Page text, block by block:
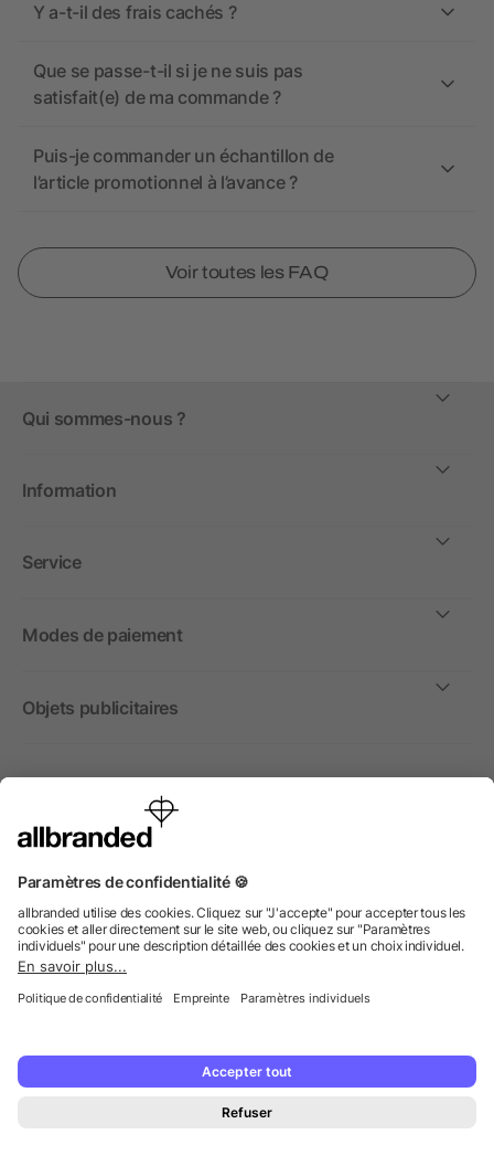
Y a-t-il des frais cachés ?
Que se passe-t-il si je ne suis pas
satisfait(e) de ma commande ?
Puis-je commander un échantillon de
l’article promotionnel à l’avance ?
Voir toutes les FAQ
Qui sommes-nous ?
Information
Service
Modes de paiement
Objets publicitaires
International
Nous commercialisons nos objets publicitaires et articles
non aux personnes privées.